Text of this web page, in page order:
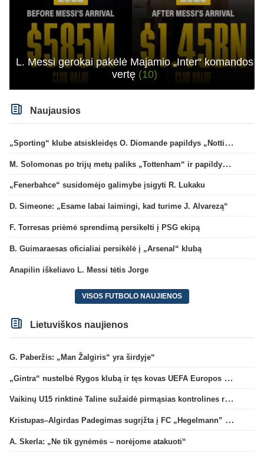
L. Messi gerokai pakėlė Majamio „Inter“ komandos
vertę (10)
Naujausios
„Sporting“ klube atsiskleidęs O. Diomande papildys „Nottingham“ gretas
M. Solomonas po trijų metų paliks „Tottenham“ ir papildys „West Ham“ klubą
„Fenerbahce“ susidomėjo galimybe įsigyti R. Lukaku
D. Simeone: „Esame labai laimingi, kad turime J. Alvarezą“
F. Torresas priėmė sprendimą persikelti į PSG ekipą
B. Guimaraesas oficialiai persikėlė į „Arsenal“ klubą
Anapilin iškeliavo L. Messi tėtis Jorge
VISOS FUTBOLO NAUJIENOS
Lietuviškos naujienos
G. Paberžis: „Man Žalgiris“ yra širdyje“
„Gintra“ nustelbė Rygos klubą ir tęs kovas UEFA Europos taurės atrankoje
Vaikinų U15 rinktinė Taline sužaidė pirmąsias kontrolines rungtynes
Kristupas–Algirdas Padegimas sugrįžta į FC „Hegelmann” B sudėtį
A. Skerla: „Ne tik gynėmės – norėjome atakuoti“